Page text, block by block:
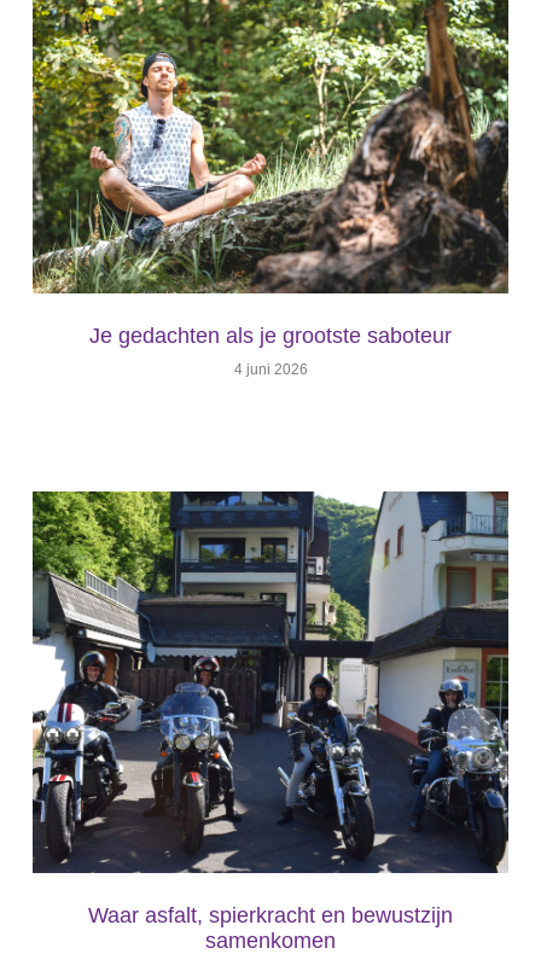
Je gedachten als je grootste saboteur
4 juni 2026
Waar asfalt, spierkracht en bewustzijn
samenkomen